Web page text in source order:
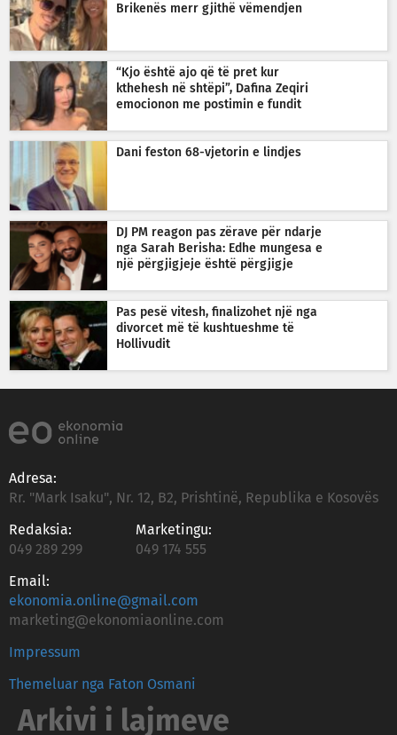
Brikenës merr gjithë vëmendjen
“Kjo është ajo që të pret kur
kthehesh në shtëpi”, Dafina Zeqiri
emocionon me postimin e fundit
Dani feston 68-vjetorin e lindjes
DJ PM reagon pas zërave për ndarje
nga Sarah Berisha: Edhe mungesa e
një përgjigjeje është përgjigje
Pas pesë vitesh, finalizohet një nga
divorcet më të kushtueshme të
Hollivudit
Adresa:
Rr. "Mark Isaku", Nr. 12, B2, Prishtinë, Republika e Kosovës
Redaksia:
049 289 299
Marketingu:
049 174 555
Email:
ekonomia.online@gmail.com
marketing@ekonomiaonline.com
Impressum
Themeluar nga Faton Osmani
Arkivi i lajmeve